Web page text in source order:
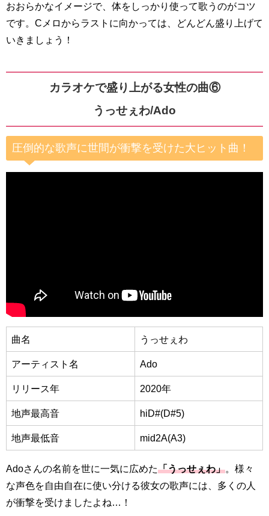
おおらかなイメージで、体をしっかり使って歌うのがコツ
です。Cメロからラストに向かっては、どんどん盛り上げて
いきましょう！
カラオケで盛り上がる女性の曲⑥
うっせぇわ/Ado
圧倒的な歌声に世間が衝撃を受けた大ヒット曲！
曲名 うっせぇわ
アーティスト名 Ado
リリース年 2020年
地声最高音 hiD#(D#5)
地声最低音 mid2A(A3)
Adoさんの名前を世に一気に広めた「うっせぇわ」 。様々
な声色を自由自在に使い分ける彼女の歌声には、多くの人
が衝撃を受けましたよね…！